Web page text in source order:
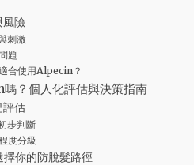
風險
刺激
題
合使用Alpecin？
？個人化評估與決策指南
評估
步判斷
度分級
你的防脫髮路徑